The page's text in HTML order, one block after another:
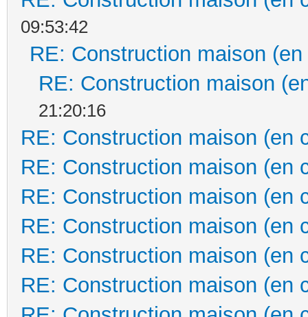
09:53:42
RE: Construction maison
RE: Construction maison
21:20:16
RE: Construction maison (en
RE: Construction maison (en
RE: Construction maison (en
RE: Construction maison (en
RE: Construction maison (en
RE: Construction maison (en